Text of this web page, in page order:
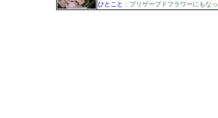
ひとこと ：プリザーブドフラワーにもな